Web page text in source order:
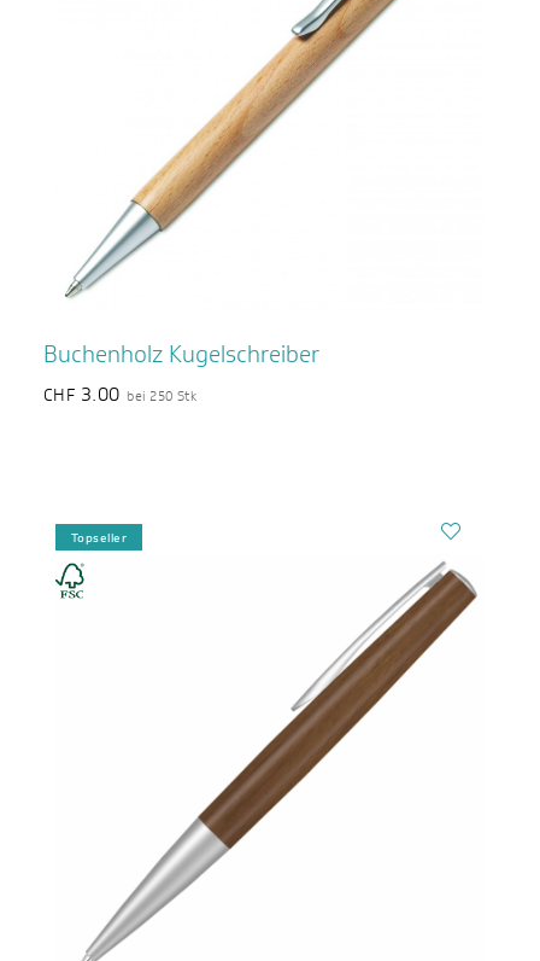
Buchenholz Kugelschreiber
CHF 3.00 bei 250 Stk
Topseller